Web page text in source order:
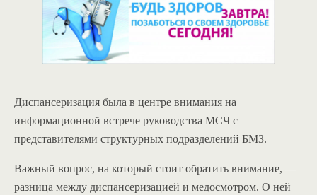
Диспансеризация была в центре внимания на
информационной встрече руководства МСЧ с
представителями структурных подразделений БМЗ.
Важный вопрос, на который стоит обратить внимание, —
разница между диспансеризацией и медосмотром. О ней